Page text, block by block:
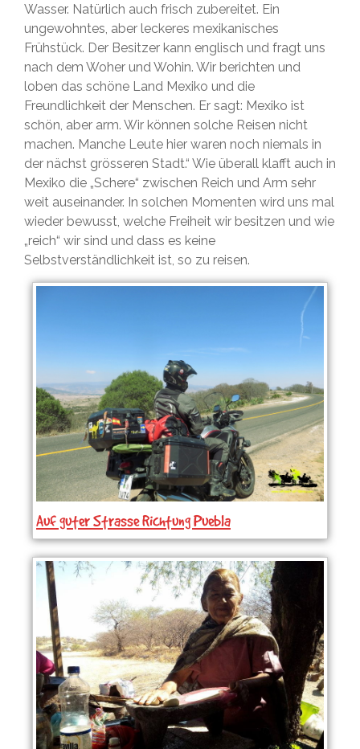
Wasser. Natürlich auch frisch zubereitet. Ein
ungewohntes, aber leckeres mexikanisches
Frühstück. Der Besitzer kann englisch und fragt uns
nach dem Woher und Wohin. Wir berichten und
loben das schöne Land Mexiko und die
Freundlichkeit der Menschen. Er sagt: Mexiko ist
schön, aber arm. Wir können solche Reisen nicht
machen. Manche Leute hier waren noch niemals in
der nächst grösseren Stadt.“ Wie überall klafft auch in
Mexiko die „Schere“ zwischen Reich und Arm sehr
weit auseinander. In solchen Momenten wird uns mal
wieder bewusst, welche Freiheit wir besitzen und wie
„reich“ wir sind und dass es keine
Selbstverständlichkeit ist, so zu reisen.
Auf guter Strasse Richtung Puebla